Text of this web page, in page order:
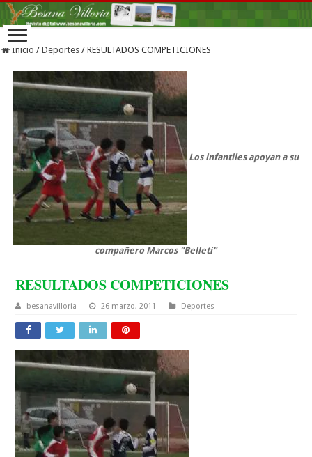
Inicio / Deportes / RESULTADOS COMPETICIONES
Los infantiles apoyan a su
compañero Marcos "Belleti"
RESULTADOS COMPETICIONES
besanavilloria 26 marzo, 2011 Deportes